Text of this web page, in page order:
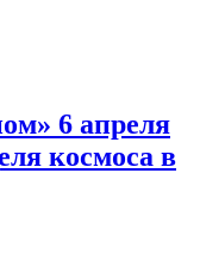
6 апреля
космоса в